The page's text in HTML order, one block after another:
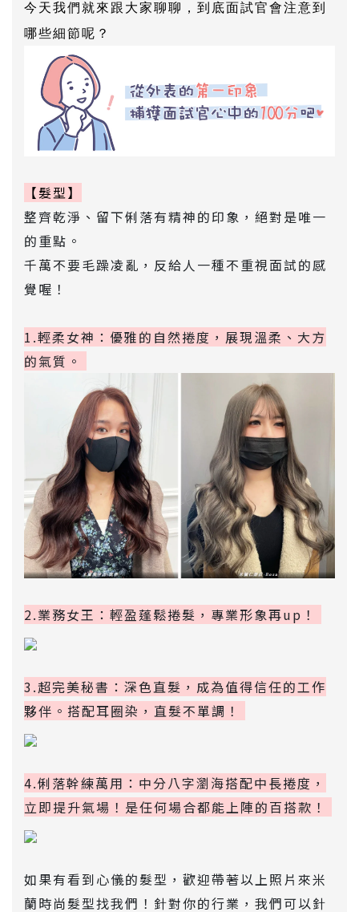
今天我們就來跟大家聊聊，到底面試官會注意到
哪些細節呢？
【髮型】
整齊乾淨、留下俐落有精神的印象，絕對是唯一
的重點。
千萬不要毛躁凌亂，反給人一種不重視面試的感
覺喔！
1.輕柔女神：優雅的自然捲度，展現溫柔、大方
的氣質。
2.業務女王：輕盈蓬鬆捲髮，專業形象再up！
3.超完美秘書：深色直髮，成為值得信任的工作
夥伴。搭配耳圈染，直髮不單調！
4.俐落幹練萬用：中分八字瀏海搭配中長捲度，
立即提升氣場！是任何場合都能上陣的百搭款！
如果有看到心儀的髮型，歡迎帶著以上照片來米
蘭時尚髮型找我們！針對你的行業，我們可以針